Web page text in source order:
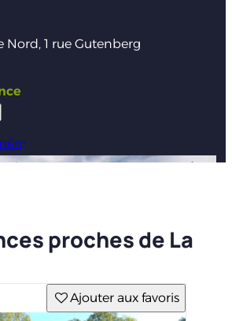
Nord, 1 rue Gutenberg
proches de La
Ajouter aux favoris